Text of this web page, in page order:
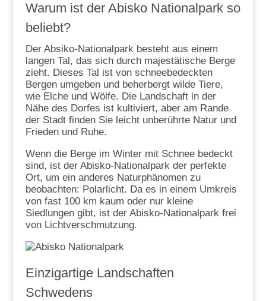
Warum ist der Abisko Nationalpark so
beliebt?
Der Absiko-Nationalpark besteht aus einem
langen Tal, das sich durch majestätische Berge
zieht. Dieses Tal ist von schneebedeckten
Bergen umgeben und beherbergt wilde Tiere,
wie Elche und Wölfe. Die Landschaft in der
Nähe des Dorfes ist kultiviert, aber am Rande
der Stadt finden Sie leicht unberührte Natur und
Frieden und Ruhe.
Wenn die Berge im Winter mit Schnee bedeckt
sind, ist der Abisko-Nationalpark der perfekte
Ort, um ein anderes Naturphänomen zu
beobachten: Polarlicht. Da es in einem Umkreis
von fast 100 km kaum oder nur kleine
Siedlungen gibt, ist der Abisko-Nationalpark frei
von Lichtverschmutzung.
Einzigartige Landschaften
Schwedens